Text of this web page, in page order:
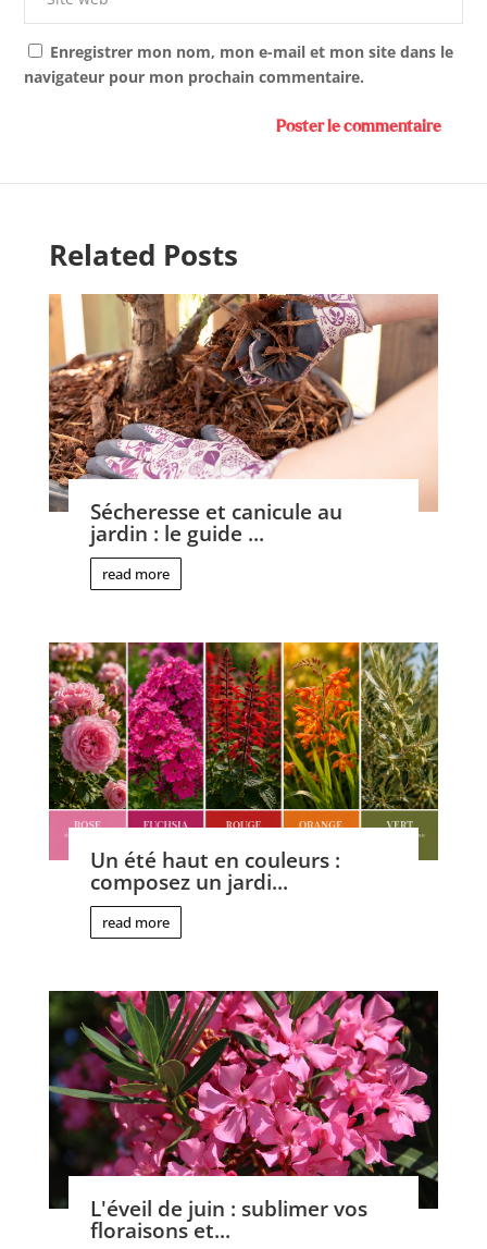
Enregistrer mon nom, mon e-mail et mon site dans le
navigateur pour mon prochain commentaire.
Related Posts
Sécheresse et canicule au
jardin : le guide ...
read more
Un été haut en couleurs :
composez un jardi...
read more
L'éveil de juin : sublimer vos
floraisons et...